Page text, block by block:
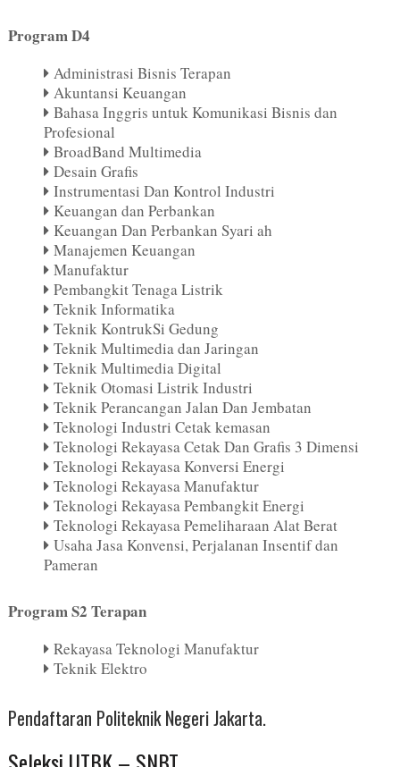
Program D4
Administrasi Bisnis Terapan
Akuntansi Keuangan
Bahasa Inggris untuk Komunikasi Bisnis dan
Profesional
BroadBand Multimedia
Desain Grafis
Instrumentasi Dan Kontrol Industri
Keuangan dan Perbankan
Keuangan Dan Perbankan Syari ah
Manajemen Keuangan
Manufaktur
Pembangkit Tenaga Listrik
Teknik Informatika
Teknik KontrukSi Gedung
Teknik Multimedia dan Jaringan
Teknik Multimedia Digital
Teknik Otomasi Listrik Industri
Teknik Perancangan Jalan Dan Jembatan
Teknologi Industri Cetak kemasan
Teknologi Rekayasa Cetak Dan Grafis 3 Dimensi
Teknologi Rekayasa Konversi Energi
Teknologi Rekayasa Manufaktur
Teknologi Rekayasa Pembangkit Energi
Teknologi Rekayasa Pemeliharaan Alat Berat
Usaha Jasa Konvensi, Perjalanan Insentif dan
Pameran
Program S2 Terapan
Rekayasa Teknologi Manufaktur
Teknik Elektro
Pendaftaran Politeknik Negeri Jakarta.